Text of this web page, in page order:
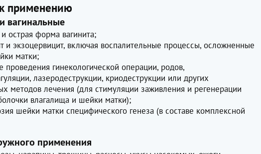
применению
вагинальные
острая форма вагинита;
и экзоцервицит, включая воспалительные процессы, осложненные
матки;
проведения гинекологической операции, родов,
лазеродеструкции, криодеструкции или других
методов лечения (для стимуляции заживления и регенерации
влагалища и шейки матки);
шейки матки специфического генеза (в составе комплексной
применения